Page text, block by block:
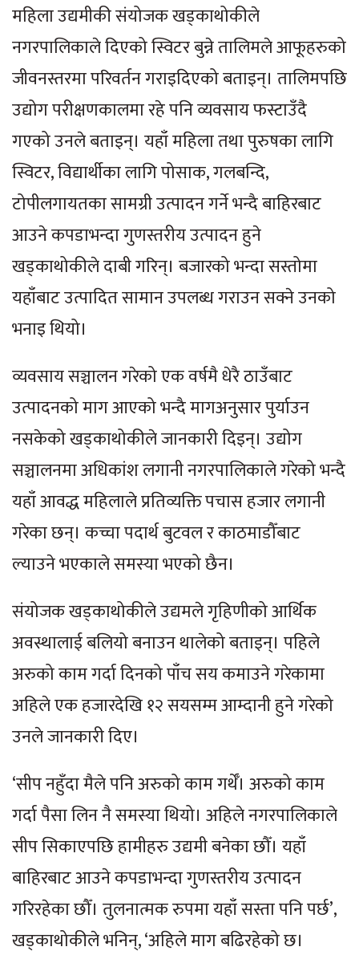
महिला उद्यमीकी संयोजक खड्काथोकीले
नगरपालिकाले दिएको स्विटर बुन्ने तालिमले आफूहरुको
जीवनस्तरमा परिवर्तन गराइदिएको बताइन्। तालिमपछि
उद्योग परीक्षणकालमा रहे पनि व्यवसाय फस्टाउँदै
गएको उनले बताइन्। यहाँ महिला तथा पुरुषका लागि
स्विटर, विद्यार्थीका लागि पोसाक, गलबन्दि,
टोपीलगायतका सामग्री उत्पादन गर्ने भन्दै बाहिरबाट
आउने कपडाभन्दा गुणस्तरीय उत्पादन हुने
खड्काथोकीले दाबी गरिन्। बजारको भन्दा सस्तोमा
यहाँबाट उत्पादित सामान उपलब्ध गराउन सक्ने उनको
भनाइ थियो।
व्यवसाय सञ्चालन गरेको एक वर्षमै धेरै ठाउँबाट
उत्पादनको माग आएको भन्दै मागअनुसार पुर्याउन
नसकेको खड्काथोकीले जानकारी दिइन्। उद्योग
सञ्चालनमा अधिकांश लगानी नगरपालिकाले गरेको भन्दै
यहाँ आवद्ध महिलाले प्रतिव्यक्ति पचास हजार लगानी
गरेका छन्। कच्चा पदार्थ बुटवल र काठमाडौँबाट
ल्याउने भएकाले समस्या भएको छैन।
संयोजक खड्काथोकीले उद्यमले गृहिणीको आर्थिक
अवस्थालाई बलियो बनाउन थालेको बताइन्। पहिले
अरुको काम गर्दा दिनको पाँच सय कमाउने गरेकामा
अहिले एक हजारदेखि १२ सयसम्म आम्दानी हुने गरेको
उनले जानकारी दिए।
‘सीप नहुँदा मैले पनि अरुको काम गर्थेँ। अरुको काम
गर्दा पैसा लिन नै समस्या थियो। अहिले नगरपालिकाले
सीप सिकाएपछि हामीहरु उद्यमी बनेका छौँ। यहाँ
बाहिरबाट आउने कपडाभन्दा गुणस्तरीय उत्पादन
गरिरहेका छौँ। तुलनात्मक रुपमा यहाँ सस्ता पनि पर्छ’,
खड्काथोकीले भनिन्, ‘अहिले माग बढिरहेको छ।